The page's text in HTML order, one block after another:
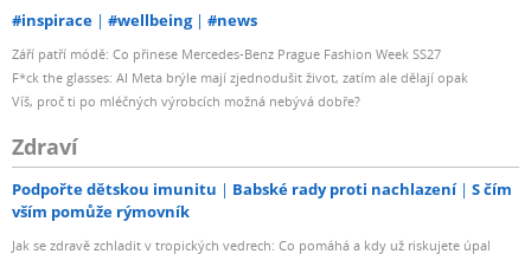
#inspirace #wellbeing #news
Září patří módě: Co přinese Mercedes-Benz Prague Fashion Week SS27
F*ck the glasses: AI Meta brýle mají zjednodušit život, zatím ale dělají opak
Víš, proč ti po mléčných výrobcích možná nebývá dobře?
Zdraví
Podpořte dětskou imunitu Babské rady proti nachlazení
S čím
vším pomůže rýmovník
Jak se zdravě zchladit v tropických vedrech: Co pomáhá a kdy už riskujete úpal